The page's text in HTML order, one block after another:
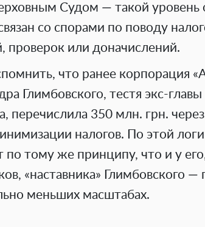
Судом — такой уровень
со спорами по поводу
проверок или доначислений.
что ранее корпорация
Глимбовского, тестя экс-
перечислила 350 млн. грн.
налогов. По этой
по тому же принципу, что и у
«наставника» Глимбовского —
меньших масштабах.